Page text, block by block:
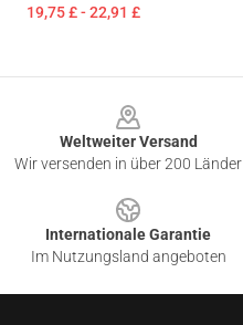
19,75 £ - 22,91 £
Weltweiter Versand
Wir versenden in über 200 Länder
Internationale Garantie
Im Nutzungsland angeboten